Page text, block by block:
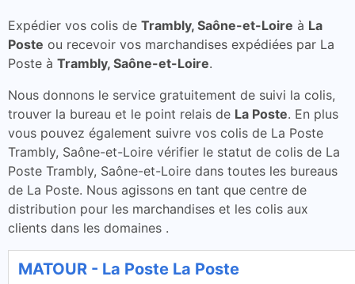
Expédier vos colis de Trambly, Saône-et-Loire à La
Poste ou recevoir vos marchandises expédiées par La
Poste à Trambly, Saône-et-Loire.
Nous donnons le service gratuitement de suivi la colis,
trouver la bureau et le point relais de La Poste. En plus
vous pouvez également suivre vos colis de La Poste
Trambly, Saône-et-Loire vérifier le statut de colis de La
Poste Trambly, Saône-et-Loire dans toutes les bureaus
de La Poste. Nous agissons en tant que centre de
distribution pour les marchandises et les colis aux
clients dans les domaines .
MATOUR - La Poste La Poste